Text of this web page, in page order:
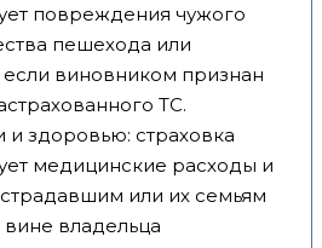
повреждения чужого
пешехода или
виновником признан
ТС.
здоровью: страховка
медицинские расходы и
или их семьям
владельца